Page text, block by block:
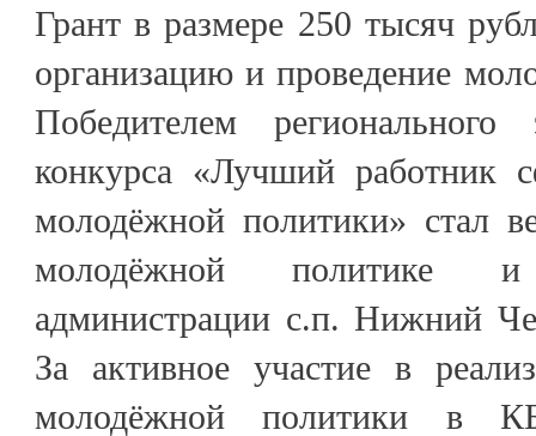
Грант в размере 250 тысяч
организацию и проведение
Победителем регионального
конкурса «Лучший работник
молодёжной политики» стал
молодёжной политике
администрации с.п. Нижний
За активное участие в
молодёжной политики в